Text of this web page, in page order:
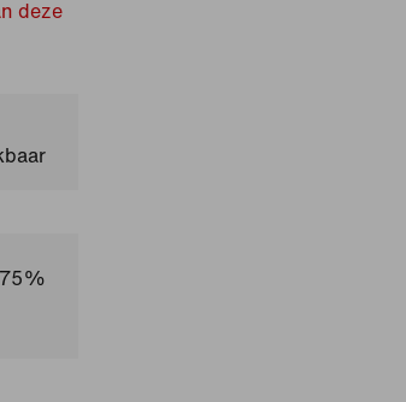
deze